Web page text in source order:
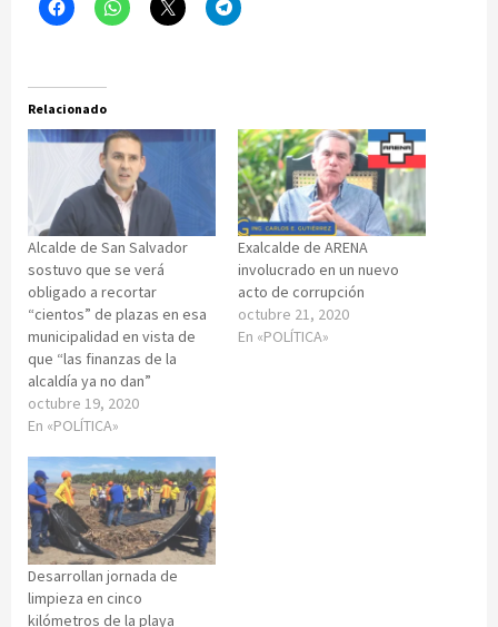
Relacionado
Alcalde de San Salvador
sostuvo que se verá
obligado a recortar
“cientos” de plazas en esa
municipalidad en vista de
que “las finanzas de la
alcaldía ya no dan”
octubre 19, 2020
En «POLÍTICA»
Exalcalde de ARENA
involucrado en un nuevo
acto de corrupción
octubre 21, 2020
En «POLÍTICA»
Desarrollan jornada de
limpieza en cinco
kilómetros de la playa